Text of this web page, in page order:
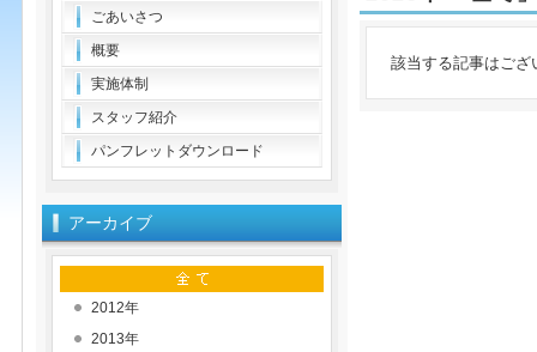
該当する記事はござ
ごあいさつ
概要
実施体制
スタッフ紹介
パンフレットダウンロード
アーカイブ
2012年
2013年